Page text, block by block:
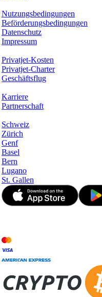
Nutzungsbedingungen
Beförderungsbedingungen
Datenschutz
Impressum
Privatjet-Kosten
Privatjet-Charter
Geschäftsflug
Karriere
Partnerschaft
Schweiz
Zürich
Genf
Basel
Bern
Lugano
St. Gallen